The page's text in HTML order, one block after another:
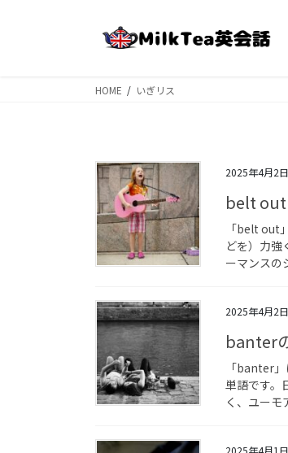
HOME いぎリス
2025年4月2日
belt out
「belt out
どを）力
ーマンスの
2025年4月2日
banter
「banter
単語です。
く、ユー
2025年4月1日